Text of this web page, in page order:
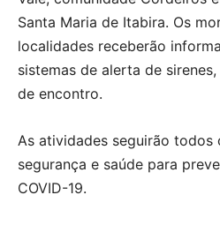
Santa Maria de Itabira. Os
localidades receberão
sistemas de alerta de
de encontro.
As atividades seguirão
segurança e saúde para
COVID-19.